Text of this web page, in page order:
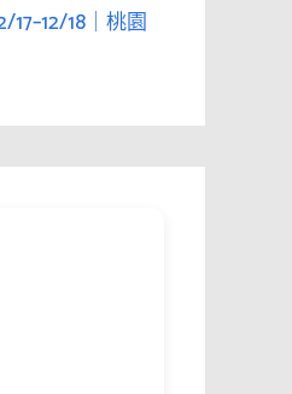
18｜桃園